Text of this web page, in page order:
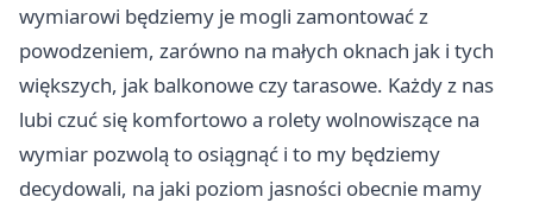
wymiarowi będziemy je mogli zamontować z
powodzeniem, zarówno na małych oknach jak i tych
większych, jak balkonowe czy tarasowe. Każdy z nas
lubi czuć się komfortowo a rolety wolnowiszące na
wymiar pozwolą to osiągnąć i to my będziemy
decydowali, na jaki poziom jasności obecnie mamy